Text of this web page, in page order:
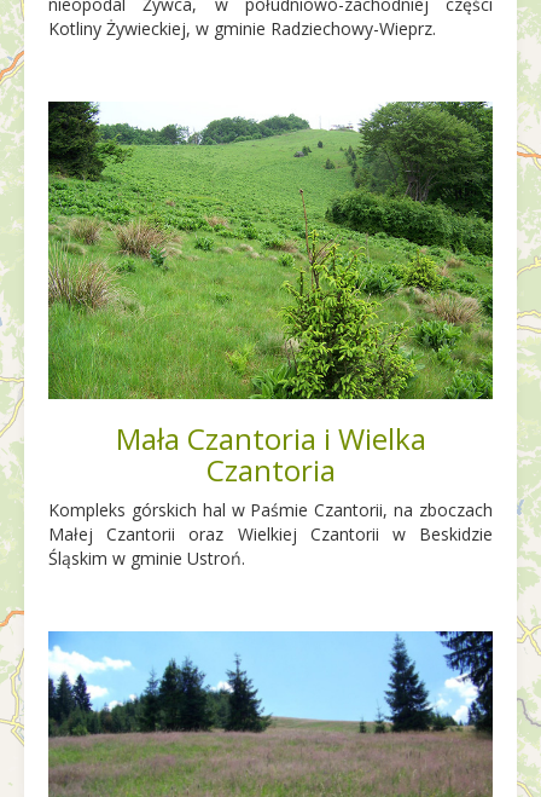
Kotliny Żywieckiej, w gminie Radziechowy-Wieprz.
Mała Czantoria i Wielka
Czantoria
Kompleks górskich hal w Paśmie Czantorii, na zboczach
Małej Czantorii oraz Wielkiej Czantorii w Beskidzie
Śląskim w gminie Ustroń.